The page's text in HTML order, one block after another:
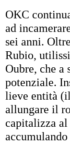
OKC
ad
sei anni.
Rubio,
Oubre, che a
potenziale.
lieve entità
allungare il
capitalizza